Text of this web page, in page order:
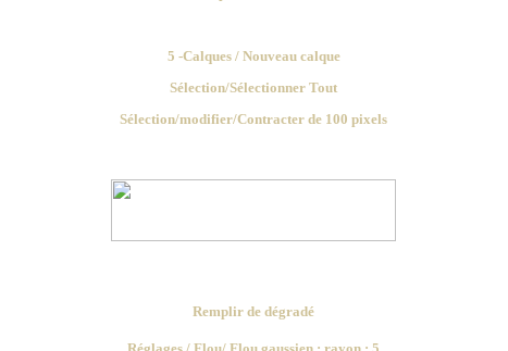
5 -Calques / Nouveau calque
Sélection/Sélectionner Tout
Sélection/modifier/Contracter de 100 pixels
Remplir de dégradé